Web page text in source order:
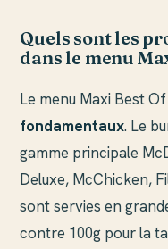
Quels sont les
dans le menu
Le menu Maxi Best
fondamentaux. Le
gamme principale
Deluxe, McChicken,
sont servies en
contre 100g pour la